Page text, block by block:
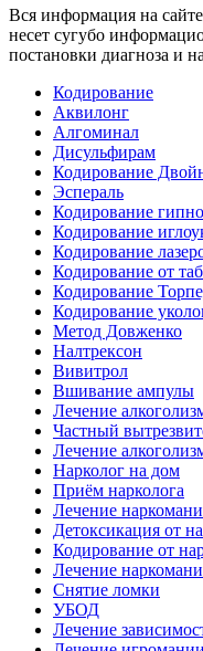
Вся информация на
несет сугубо
постановки диагноза и
Кодирование
Аквилонг
Алгоминал
Дисульфирам
Кодирование
Эспераль
Кодирование
Кодирование
Кодирование
Кодирование от
Кодирование
Кодирование
Метод Довженко
Налтрексон
Вивитрол
Вшивание ампулы
Лечение
Частный
Лечение
Нарколог на дом
Приём нарколога
Лечение
Детоксикация от
Кодирование от
Лечение
Снятие ломки
УБОД
Лечение